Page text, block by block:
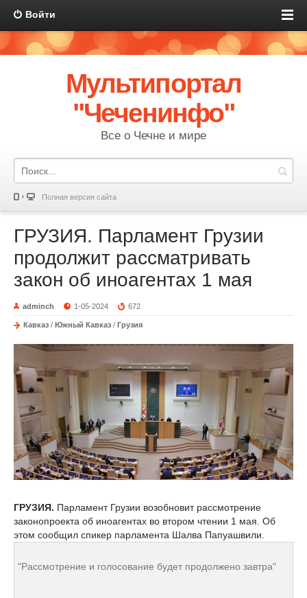
Войти
Мультипортал
"Чеченинфо"
Все о Чечне и мире
Полная версия сайта
ГРУЗИЯ. Парламент Грузии
продолжит рассматривать
закон об иноагентах 1 мая
adminch 1-05-2024 672
Кавказ / Южный Кавказ / Грузия
ГРУЗИЯ. Парламент Грузии возобновит рассмотрение
законопроекта об иноагентах во втором чтении 1 мая. Об
этом сообщил спикер парламента Шалва Папуашвили.
"Рассмотрение и голосование будет продолжено завтра"